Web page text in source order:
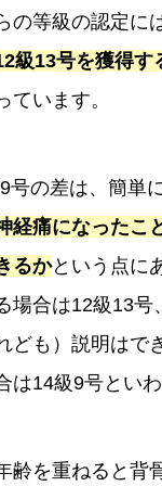
の等級の認定に
級13号を獲得す
ています。
号の差は、簡単
経痛になったこ
るかという点に
場合は12級13号
ども）説明はで
は14級9号といわ
齢を重ねると背